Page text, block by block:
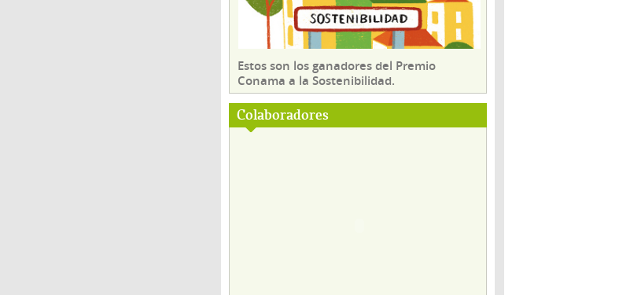
Estos son los ganadores del Premio
Conama a la Sostenibilidad.
Colaboradores